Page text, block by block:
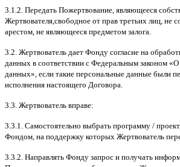
3.1.2. Передать Пожертвование являющееся
Жертвователя свободное от прав третьих лиц не
арестом не являющееся предметом залога
3.2. Жертвователь дает Фонду согласие на
данных в соответствии с Федеральным законом «О
данных», если такие персональные данные были
исполнения настоящего Договора
3.3. Жертвователь вправе:
3.3.1. Самостоятельно выбрать программу / проект,
Фондом на поддержку которых Жертвователь
3.3.2. Направлять Фонду запрос и получать